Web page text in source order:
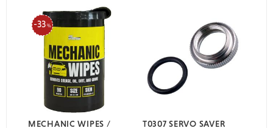
MECHANIC WIPES /
33 %
T0307 SERVO SAVER